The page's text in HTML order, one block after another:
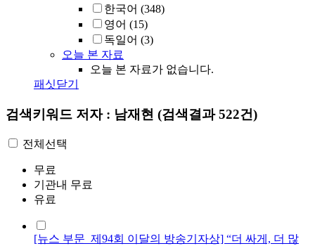
한국어 (348)
영어 (15)
독일어 (3)
오늘 본 자료
오늘 본 자료가 없습니다.
패싯닫기
검색키워드 저자 : 남재현 (검색결과 522건)
전체선택
무료
기관내 무료
유료
[뉴스 부문_제94회 이달의 방송기자상] “더 싸게, 더 많